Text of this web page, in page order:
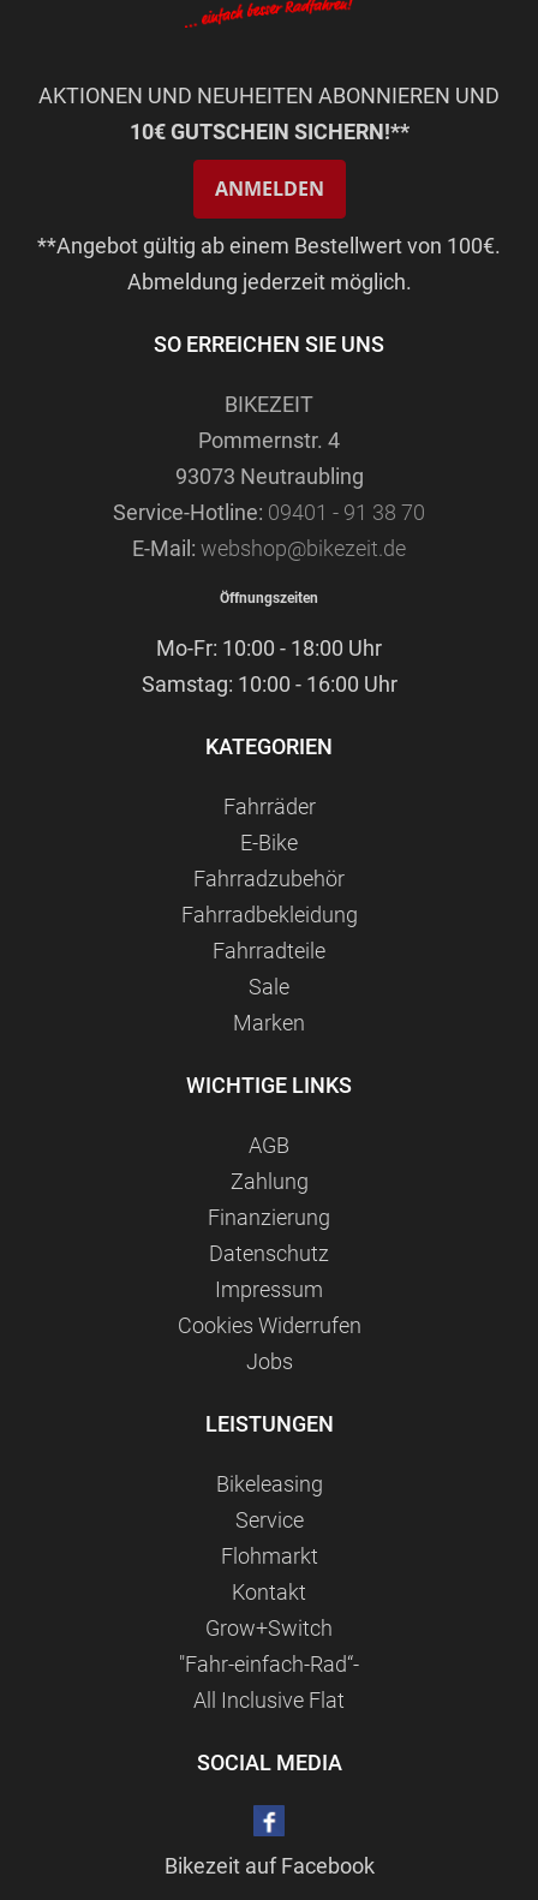
AKTIONEN UND NEUHEITEN ABONNIEREN UND
10€ GUTSCHEIN SICHERN!**
ANMELDEN
**Angebot gültig ab einem Bestellwert von 100€.
Abmeldung jederzeit möglich.
SO ERREICHEN SIE UNS
BIKEZEIT
Pommernstr. 4
93073 Neutraubling
Service-Hotline: 09401 - 91 38 70
E-Mail: webshop@bikezeit.de
Öffnungszeiten
Mo-Fr: 10:00 - 18:00 Uhr
Samstag: 10:00 - 16:00 Uhr
KATEGORIEN
Fahrräder
E-Bike
Fahrradzubehör
Fahrradbekleidung
Fahrradteile
Sale
Marken
WICHTIGE LINKS
AGB
Zahlung
Finanzierung
Datenschutz
Impressum
Сookies Widerrufen
Jobs
LEISTUNGEN
Bikeleasing
Service
Flohmarkt
Kontakt
Grow+Switch
"Fahr-einfach-Rad“-
All Inclusive Flat
SOCIAL MEDIA
Bikezeit auf Facebook